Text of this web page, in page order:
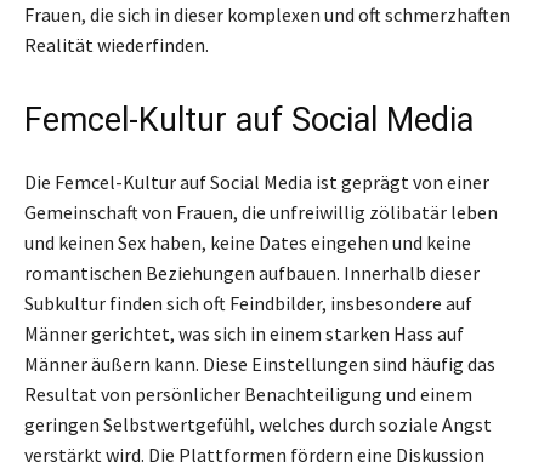
Frauen, die sich in dieser komplexen und oft schmerzhaften
Realität wiederfinden.
Femcel-Kultur auf Social Media
Die Femcel-Kultur auf Social Media ist geprägt von einer
Gemeinschaft von Frauen, die unfreiwillig zölibatär leben
und keinen Sex haben, keine Dates eingehen und keine
romantischen Beziehungen aufbauen. Innerhalb dieser
Subkultur finden sich oft Feindbilder, insbesondere auf
Männer gerichtet, was sich in einem starken Hass auf
Männer äußern kann. Diese Einstellungen sind häufig das
Resultat von persönlicher Benachteiligung und einem
geringen Selbstwertgefühl, welches durch soziale Angst
verstärkt wird. Die Plattformen fördern eine Diskussion